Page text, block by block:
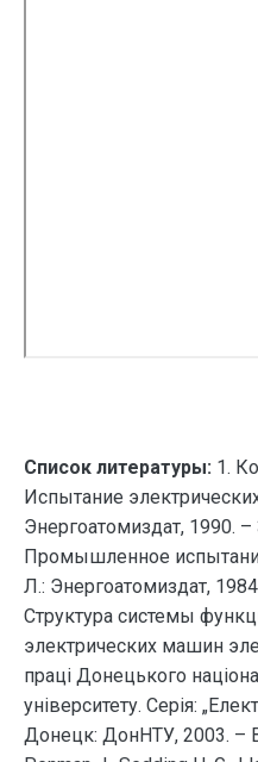
Список литературы: 1.
Испытание
Энеpгоатомиздат, 1990.
Промышленное
Л.: Энеpгоатомиздат,
Структура системы
электрических машин
праці Донецького
університету. Серія:
Донецк: ДонНТУ, 2003. –